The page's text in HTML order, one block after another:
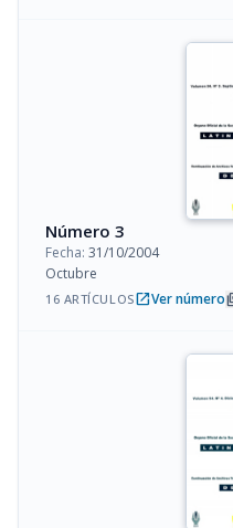
Número 3
Fecha: 31/10/2004
Octubre
16 ARTÍCULOSopen_in_newVer número